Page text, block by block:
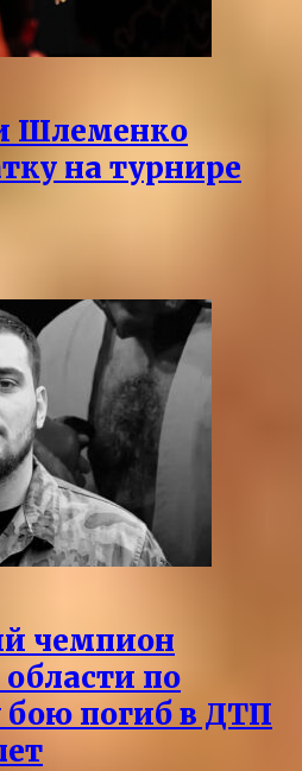
Шлеменко
на турнире
чемпион
по
погиб в ДТП